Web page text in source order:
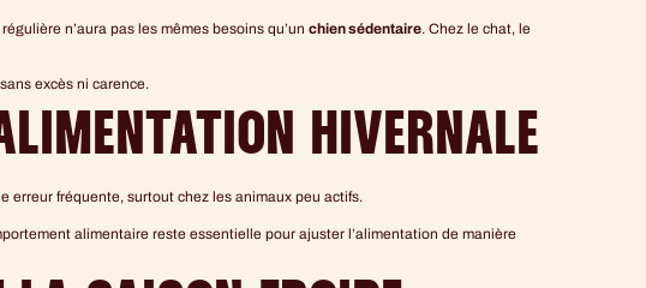
n’aura pas les mêmes besoins qu’un chien sédentaire. Chez le chat, le
excès ni carence.
HIVERNALE
erreur fréquente, surtout chez les animaux peu actifs.
alimentaire reste essentielle pour ajuster l’alimentation de manière